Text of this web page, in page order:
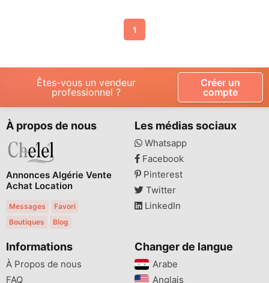
1
Êtes-vous un vendeur
professionnel ?
Créer un
compte
À propos de nous
Annonces Algérie Vente
Achat Location
Messages
Favori
Boutiques
Blog
Les médias sociaux
Whatsapp
Facebook
Pinterest
Twitter
LinkedIn
Informations
À Propos de nous
FAQ
Changer de langue
Arabe
Anglais